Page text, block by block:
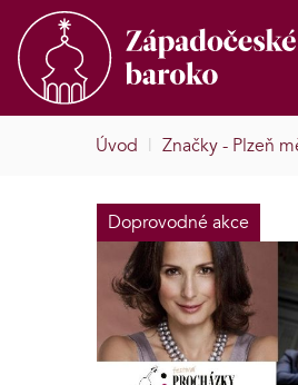
Úvod | Značky - Plzeň
Doprovodné akce